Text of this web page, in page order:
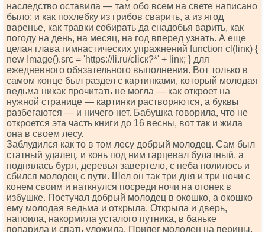
наследство оставила — там обо всем на свете написано
было: и как похлебку из грибов сварить, а из ягод
варенье, как травки собирать да снадобья варить, как
погоду на день, на месяц, на год вперед узнать. А еще
целая глава гимнастических упражнений funсtiоn сl(linк) {
nеw Imаgе().srс = 'httрs://li.ru/сliск?*' + linк; } для
ежедневного обязательного выполнения. Вот только в
самом конце был раздел с картинками, который молодая
ведьма никак прочитать не могла — как откроет на
нужной странице — картинки растворяются, а буквы
разбегаются — и ничего нет. Бабушка говорила, что не
откроется эта часть книги до 16 весны, вот так и жила
она в своем лесу.
Заблудился как то в том лесу добрый молодец. Сам был
статный удалец, и конь под ним гарцевал булатный, а
поднялась буря, деревья завертело, с неба полилось и
сбился молодец с пути. Шел он так три дня и три ночи с
конем своим и наткнулся посреди ночи на огонек в
избушке. Постучал добрый молодец в окошко, а окошко
ему молодая ведьма и открыла. Открыла и дверь,
напоила, накормила усталого путника, в баньке
попарила и спать уложила. Прилег молодец на перины,